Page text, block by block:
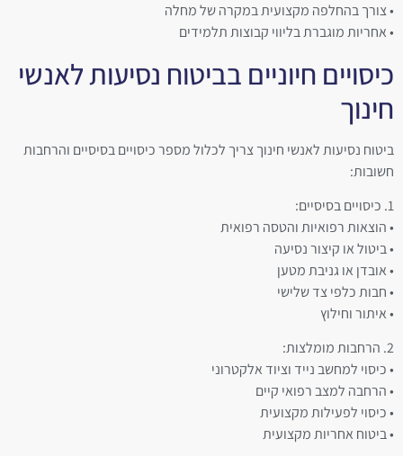
• צורך בהחלפה מקצועית במקרה של מחלה
• אחריות מוגברת בליווי קבוצות תלמידים
כיסויים חיוניים בביטוח נסיעות לאנשי
חינוך
ביטוח נסיעות לאנשי חינוך צריך לכלול מספר כיסויים בסיסיים והרחבות
חשובות:
1. כיסויים בסיסיים:
• הוצאות רפואיות והטסה רפואית
• ביטול או קיצור נסיעה
• אובדן או גניבת מטען
• חבות כלפי צד שלישי
• איתור וחילוץ
2. הרחבות מומלצות:
• כיסוי למחשב נייד וציוד אלקטרוני
• הרחבה למצב רפואי קיים
• כיסוי לפעילות מקצועית
• ביטוח אחריות מקצועית